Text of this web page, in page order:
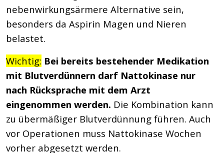
nebenwirkungsärmere Alternative sein,
besonders da Aspirin Magen und Nieren
belastet.
Wichtig: Bei bereits bestehender Medikation
mit Blutverdünnern darf Nattokinase nur
nach Rücksprache mit dem Arzt
eingenommen werden. Die Kombination kann
zu übermäßiger Blutverdünnung führen. Auch
vor Operationen muss Nattokinase Wochen
vorher abgesetzt werden.